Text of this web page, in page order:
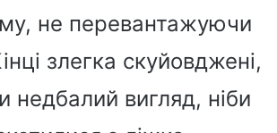
не перевантажуючи
злегка скуйовджені,
недбалий вигляд, ніби